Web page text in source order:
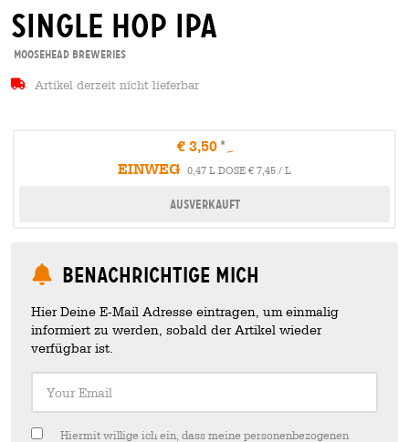
single hop ipa
Moosehead Breweries
Artikel derzeit nicht lieferbar
€ 3,50
EINWEG
0,47 L DOSE € 7,45 / L
Ausverkauft
Benachrichtige mich
Hier Deine E-Mail Adresse eintragen, um einmalig
informiert zu werden, sobald der Artikel wieder
verfügbar ist.
Hiermit willige ich ein, dass meine personenbezogenen